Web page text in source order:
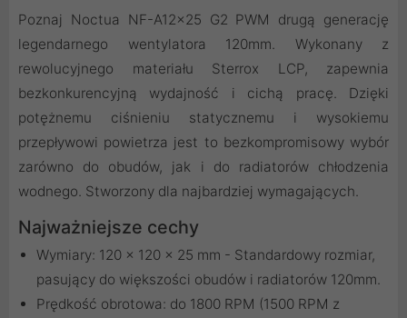
Poznaj Noctua NF-A12x25 G2 PWM drugą generację
legendarnego wentylatora 120mm. Wykonany z
rewolucyjnego materiału Sterrox LCP, zapewnia
bezkonkurencyjną wydajność i cichą pracę. Dzięki
potężnemu ciśnieniu statycznemu i wysokiemu
przepływowi powietrza jest to bezkompromisowy wybór
zarówno do obudów, jak i do radiatorów chłodzenia
wodnego. Stworzony dla najbardziej wymagających.
Najważniejsze cechy
Wymiary: 120 x 120 x 25 mm - Standardowy rozmiar,
pasujący do większości obudów i radiatorów 120mm.
Prędkość obrotowa: do 1800 RPM (1500 RPM z